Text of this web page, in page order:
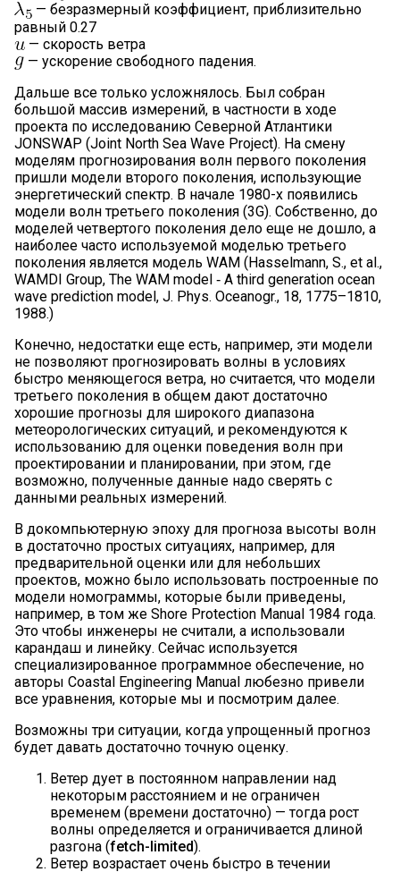
— безразмерный коэффициент, приблизительно
равный 0.27
— скорость ветра
— ускорение свободного падения.
Дальше все только усложнялось. Был собран
большой массив измерений, в частности в ходе
проекта по исследованию Северной Атлантики
JONSWAP (Joint North Sea Wave Project). На смену
моделям прогнозирования волн первого поколения
пришли модели второго поколения, использующие
энергетический спектр. В начале 1980-х появились
модели волн третьего поколения (3G). Собственно, до
моделей четвертого поколения дело еще не дошло, а
наиболее часто используемой моделью третьего
поколения является модель WAM (Hasselmann, S., et al.,
WAMDI Group, The WAM model ‐ A third generation ocean
wave prediction model, J. Phys. Oceanogr., 18, 1775–1810,
1988.)
Конечно, недостатки еще есть, например, эти модели
не позволяют прогнозировать волны в условиях
быстро меняющегося ветра, но считается, что модели
третьего поколения в общем дают достаточно
хорошие прогнозы для широкого диапазона
метеорологических ситуаций, и рекомендуются к
использованию для оценки поведения волн при
проектировании и планировании, при этом, где
возможно, полученные данные надо сверять с
данными реальных измерений.
В докомпьютерную эпоху для прогноза высоты волн
в достаточно простых ситуациях, например, для
предварительной оценки или для небольших
проектов, можно было использовать построенные по
модели номограммы, которые были приведены,
например, в том же Shore Protection Manual 1984 года.
Это чтобы инженеры не считали, а использовали
карандаш и линейку. Сейчас используется
специализированное программное обеспечение, но
авторы Coastal Engineering Manual любезно привели
все уравнения, которые мы и посмотрим далее.
Возможны три ситуации, когда упрощенный прогноз
будет давать достаточно точную оценку.
Ветер дует в постоянном направлении над
некоторым расстоянием и не ограничен
временем (времени достаточно) — тогда рост
волны определяется и ограничивается длиной
разгона (fetch-limited).
Ветер возрастает очень быстро в течении